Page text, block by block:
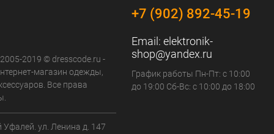
2019 © dresscode.ru -
магазин одежды,
Все права
Уфалей. ул. Ленина д. 147
+7 (902) 892-45-19
Email: elektronik-
shop@yandex.ru
График работы Пн-Пт: с 10:00
до 19:00 Сб-Вс: с 10:00 до 18:00